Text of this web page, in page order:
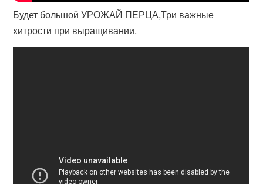
Будет большой УРОЖАЙ ПЕРЦА,Три важные
хитрости при выращивании.